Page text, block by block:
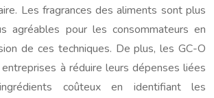
Les fragrances des aliments sont plus
agréables pour les consommateurs en
de ces techniques. De plus, les GC-O
à réduire leurs dépenses liées
coûteux en identifiant les